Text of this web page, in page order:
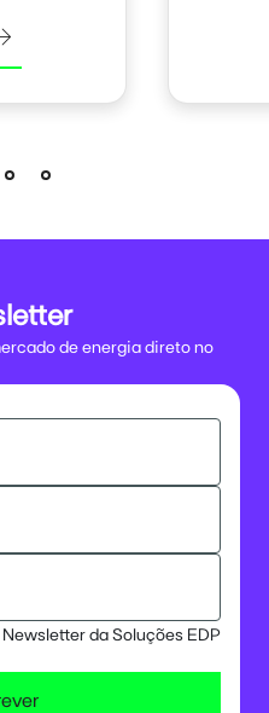
de energia direto no
da Soluções EDP